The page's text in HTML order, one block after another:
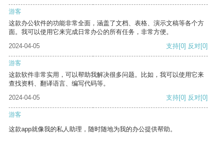
游客
这款办公软件的功能非常全面，涵盖了文档、表格、演示文稿等各个方
面。我可以使用它来完成日常办公的所有任务，非常方便。
2024-04-05
支持[0] 反对[0]
游客
这款软件非常实用，可以帮助我解决很多问题。比如，我可以使用它来
查找资料、翻译语言、编写代码等。
2024-04-05
支持[0] 反对[0]
游客
这款app就像我的私人助理，随时随地为我的办公提供帮助。